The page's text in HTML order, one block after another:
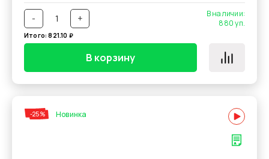
- +
В наличии:
880уп.
Итого:821.10 ₽
В корзину
-25% Новинка